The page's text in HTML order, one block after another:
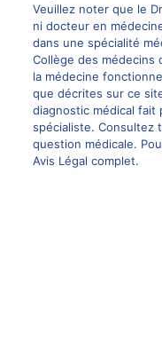
Veuillez noter que le
ni docteur en
dans une spécialité
Collège des médecins
la médecine
que décrites sur ce
diagnostic médical fait
spécialiste. Consultez
question médicale.
Avis Légal complet.